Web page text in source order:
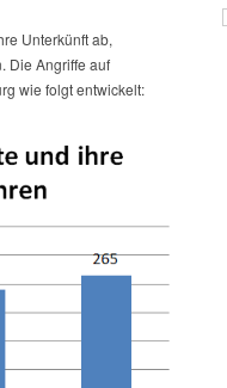
Unterkünft ab,
Die Angriffe auf
wie folgt entwickelt: